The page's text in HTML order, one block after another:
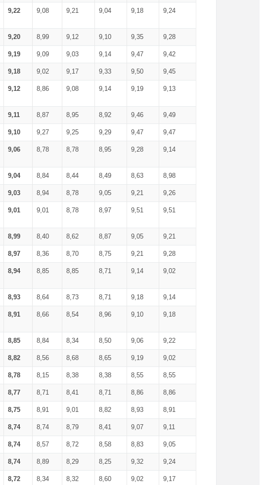
9,22 9,08 9,21 9,04 9,18 9,24
9,20 8,99 9,12 9,10 9,35 9,28
9,19 9,09 9,03 9,14 9,47 9,42
9,18 9,02 9,17 9,33 9,50 9,45
9,12 8,86 9,08 9,14 9,19 9,13
9,11 8,87 8,95 8,92 9,46 9,49
9,10 9,27 9,25 9,29 9,47 9,47
9,06 8,78 8,78 8,95 9,28 9,14
9,04 8,84 8,44 8,49 8,63 8,98
9,03 8,94 8,78 9,05 9,21 9,26
9,01 9,01 8,78 8,97 9,51 9,51
8,99 8,40 8,62 8,87 9,05 9,21
8,97 8,36 8,70 8,75 9,21 9,28
8,94 8,85 8,85 8,71 9,14 9,02
8,93 8,64 8,73 8,71 9,18 9,14
8,91 8,66 8,54 8,96 9,10 9,18
8,85 8,84 8,34 8,50 9,06 9,22
8,82 8,56 8,68 8,65 9,19 9,02
8,78 8,15 8,38 8,38 8,55 8,55
8,77 8,71 8,41 8,71 8,86 8,86
8,75 8,91 9,01 8,82 8,93 8,91
8,74 8,74 8,79 8,41 9,07 9,11
8,74 8,57 8,72 8,58 8,83 9,05
8,74 8,89 8,29 8,25 9,32 9,24
8,72 8,34 8,32 8,60 9,02 9,17